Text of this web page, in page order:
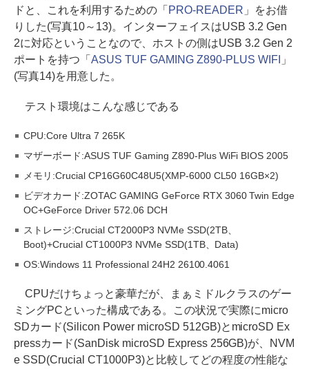
ドと、これを利用するための「 PRO-READER 」をお借
りした(写真10～13)。インターフェイスはUSB 3.2 Gen
2に対応ということなので、ホストの側はUSB 3.2 Gen 2
ポートを持つ「 ASUS TUF GAMING Z890-PLUS WIFI 」
(写真14)を用意した。
テスト環境はこんな感じである
CPU:Core Ultra 7 265K
マザーボード:ASUS TUF Gaming Z890-Plus WiFi BIOS 2005
メモリ:Crucial CP16G60C48U5(XMP-6000 CL50 16GB×2)
ビデオカード:ZOTAC GAMING GeForce RTX 3060 Twin Edge
OC+GeForce Driver 572.06 DCH
ストレージ:Crucial CT2000P3 NVMe SSD(2TB、
Boot)+Crucial CT1000P3 NVMe SSD(1TB、Data)
OS:Windows 11 Professional 24H2 26100.4061
CPUだけちょっと豪華だが、まぁミドルクラスのゲー
ミングPCといった構成である。この状況で実際にmicro
SDカード(Silicon Power microSD 512GB)とmicroSD Ex
pressカード(SanDisk microSD Express 256GB)が、NVM
e SSD(Crucial CT1000P3)と比較してどの程度の性能な